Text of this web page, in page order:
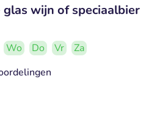
wijn of speciaalbier
Wo Do Vr
Za